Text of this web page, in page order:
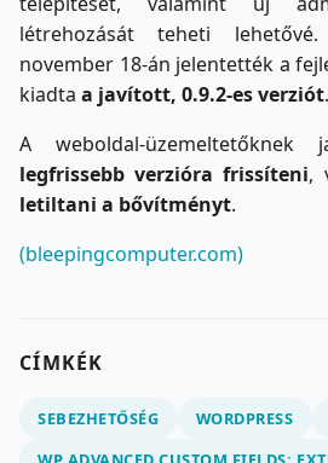
létrehozását teheti
november 18-án jelentették a
kiadta a javított, 0.9.2-es verziót.
A weboldal‑üzemeltetőknek
legfrissebb verzióra frissíteni,
letiltani a bővítményt.
(bleepingcomputer.com)
CÍMKÉK
SEBEZHETŐSÉG WORDPRESS